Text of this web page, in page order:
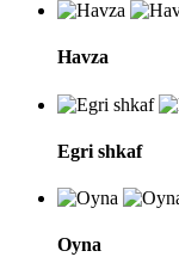
Havza
Egri shkaf
Oyna